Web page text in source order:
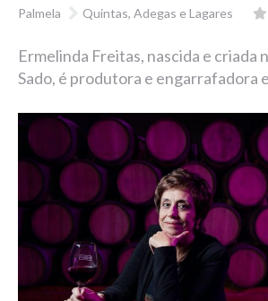
Palmela Quintas, Adegas e Lagares
Ermelinda Freitas, nascida e criada
Sado, é produtora e engarrafadora